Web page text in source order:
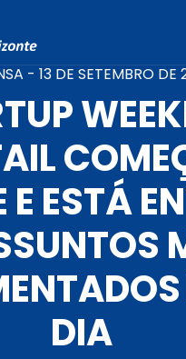
- 13 DE SETEMBRO DE
E ESTÁ
DIA